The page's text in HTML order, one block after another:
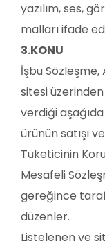
yazılım, ses,
malları ifade
3.KONU
İşbu Sözleşme,
sitesi
verdiği
ürünün satışı
Tüketicinin
Mesafeli
gereğince
düzenler.
Listelenen ve